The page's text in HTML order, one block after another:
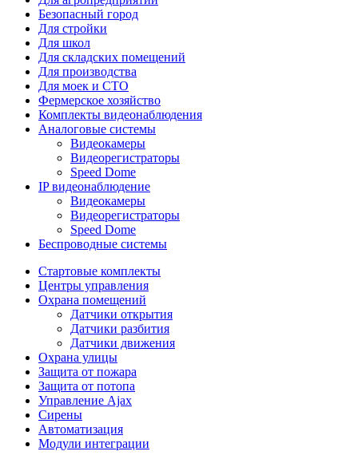
Безопасный город
Для стройки
Для школ
Для складских помещений
Для производства
Для моек и СТО
Фермерское хозяйство
Комплекты видеонаблюдения
Аналоговые системы
Видеокамеры
Видеорегистраторы
Speed Dome
IP видеонаблюдение
Видеокамеры
Видеорегистраторы
Speed Dome
Беспроводные системы
Стартовые комплекты
Центры управления
Охрана помещений
Датчики открытия
Датчики разбития
Датчики движения
Охрана улицы
Защита от пожара
Защита от потопа
Управление Ajax
Сирены
Автоматизация
Модули интеграции